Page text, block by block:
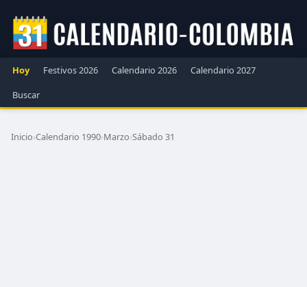
Hoy Festivos 2026 Calendario 2026
Calendario 2027
Buscar
Inicio›Calendario 1990›Marzo›Sábado 31